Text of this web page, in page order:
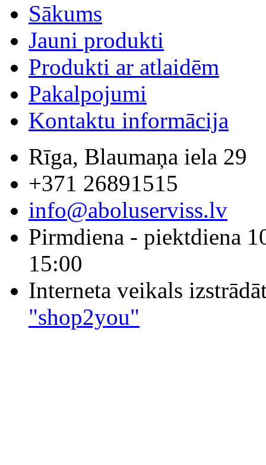
Sākums
Jauni produkti
Produkti ar atlaidēm
Pakalpojumi
Kontaktu informācija
Rīga, Blaumaņa iela 29
+371 26891515
info@aboluserviss.lv
Pirmdiena - piektdiena
15:00
Interneta veikals
"shop2you"